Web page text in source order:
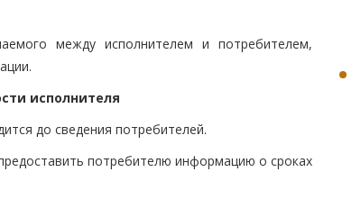
между исполнителем и потребителем,
исполнителя
до сведения потребителей.
потребителю информацию о сроках